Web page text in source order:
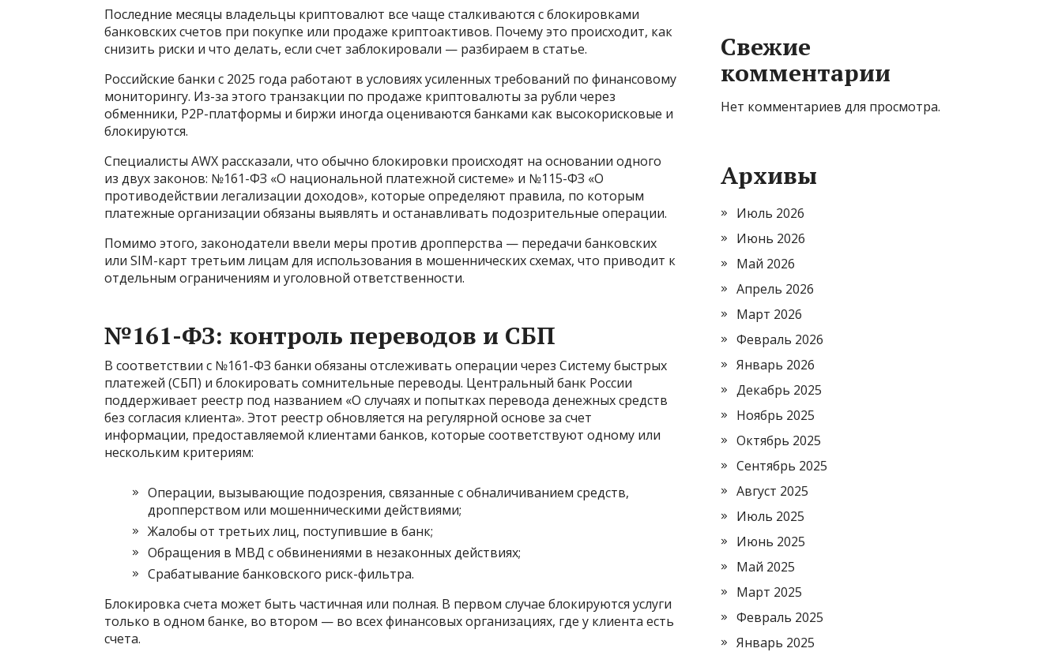
Последние месяцы владельцы криптовалют все чаще сталкиваются с блокировками
банковских счетов при покупке или продаже криптоактивов. Почему это происходит, как
снизить риски и что делать, если счет заблокировали — разбираем в статье.
Российские банки с 2025 года работают в условиях усиленных требований по финансовому
мониторингу. Из-за этого транзакции по продаже криптовалюты за рубли через
обменники, P2P-платформы и биржи иногда оцениваются банками как высокорисковые и
блокируются.
Специалисты AWX рассказали, что обычно блокировки происходят на основании одного
из двух законов: №161-ФЗ «О национальной платежной системе» и №115-ФЗ «О
противодействии легализации доходов», которые определяют правила, по которым
платежные организации обязаны выявлять и останавливать подозрительные операции.
Помимо этого, законодатели ввели меры против дропперства — передачи банковских
или SIM-карт третьим лицам для использования в мошеннических схемах, что приводит к
отдельным ограничениям и уголовной ответственности.
№161-ФЗ: контроль переводов и СБП
В соответствии с №161-ФЗ банки обязаны отслеживать операции через Систему быстрых
платежей (СБП) и блокировать сомнительные переводы. Центральный банк России
поддерживает реестр под названием «О случаях и попытках перевода денежных средств
без согласия клиента». Этот реестр обновляется на регулярной основе за счет
информации, предоставляемой клиентами банков, которые соответствуют одному или
нескольким критериям:
Операции, вызывающие подозрения, связанные с обналичиванием средств,
дропперством или мошенническими действиями;
Жалобы от третьих лиц, поступившие в банк;
Обращения в МВД с обвинениями в незаконных действиях;
Срабатывание банковского риск-фильтра.
Блокировка счета может быть частичная или полная. В первом случае блокируются услуги
только в одном банке, во втором — во всех финансовых организациях, где у клиента есть
счета.
Свежие
комментарии
Нет комментариев для просмотра.
Архивы
Июль 2026
Июнь 2026
Май 2026
Апрель 2026
Март 2026
Февраль 2026
Январь 2026
Декабрь 2025
Ноябрь 2025
Октябрь 2025
Сентябрь 2025
Август 2025
Июль 2025
Июнь 2025
Май 2025
Март 2025
Февраль 2025
Январь 2025